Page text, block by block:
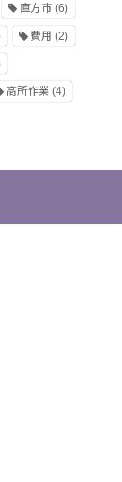
直方市 (6)
費用 (2)
高所作業(4)